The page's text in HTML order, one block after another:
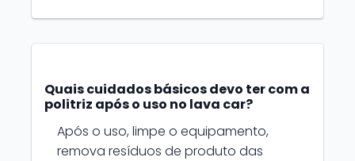
Quais cuidados básicos devo ter com a
politriz após o uso no lava car?
Após o uso, limpe o equipamento,
remova resíduos de produto das